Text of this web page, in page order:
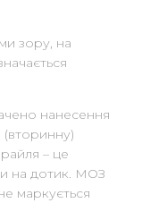
зору, на
нанесення
(вторинну)
– це
на дотик. МОЗ
маркується